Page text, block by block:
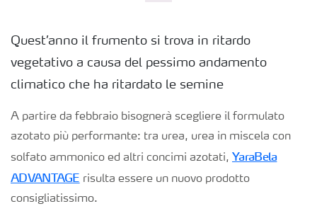
Quest’anno il frumento si trova in ritardo
vegetativo a causa del pessimo andamento
climatico che ha ritardato le semine
A partire da febbraio bisognerà scegliere il formulato
azotato più performante: tra urea, urea in miscela con
solfato ammonico ed altri concimi azotati, YaraBela
ADVANTAGE risulta essere un nuovo prodotto
consigliatissimo.